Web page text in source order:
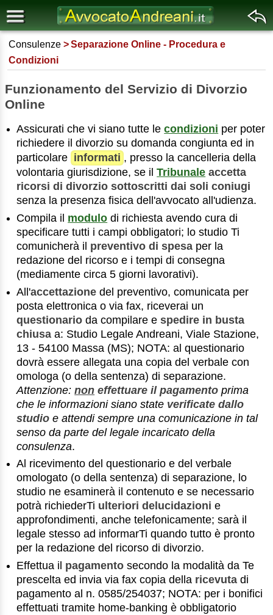
Consulenze
Separazione Online - Procedura e
Condizioni
Funzionamento del Servizio di Divorzio
Online
Assicurati che vi siano tutte lecondizioni per poter
richiedere il divorzio su domanda congiunta ed in
particolare informati , presso la cancelleria della
volontaria giurisdizione, se ilTribunale accetta
ricorsi di divorzio sottoscritti dai soli coniugi
senza la presenza fisica dell'avvocato all'udienza.
Compila il modulo di richiesta avendo cura di
specificare tutti i campi obbligatori; lo studio Ti
comunicherà il preventivo di spesa per la
redazione del ricorso e i tempi di consegna
(mediamente circa 5 giorni lavorativi).
All'accettazione del preventivo, comunicata per
posta elettronica o via fax, riceverai un
questionario da compilare espedire in busta
chiusa a: Studio Legale Andreani, Viale Stazione,
13 - 54100 Massa (MS); NOTA: al questionario
dovrà essere allegata una copia del verbale con
omologa (o della sentenza) di separazione.
Attenzione:non effettuare il pagamento prima
che le informazioni siano state verificate dallo
studio e attendi sempre una comunicazione in tal
senso da parte del legale incaricato della
consulenza.
Al ricevimento del questionario e del verbale
omologato (o della sentenza) di separazione, lo
studio ne esaminerà il contenuto e se necessario
potrà richiederTi ulteriori delucidazioni e
approfondimenti, anche telefonicamente; sarà il
legale stesso ad informarTi quando tutto è pronto
per la redazione del ricorso di divorzio.
Effettua il pagamento secondo la modalità da Te
prescelta ed invia via fax copia della ricevuta di
pagamento al n. 0585/254037; NOTA: per i bonifici
effettuati tramite home-banking è obbligatorio